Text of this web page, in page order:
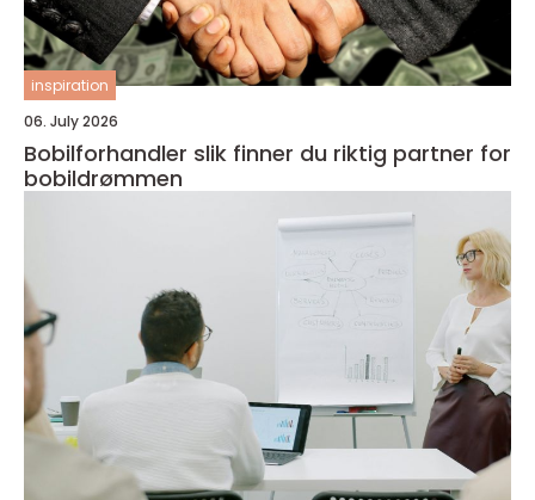
inspiration
06. July 2026
Bobilforhandler slik finner du riktig partner for
bobildrømmen